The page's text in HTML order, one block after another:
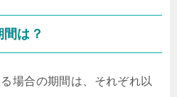
は？
場合の期間は、それぞれ以